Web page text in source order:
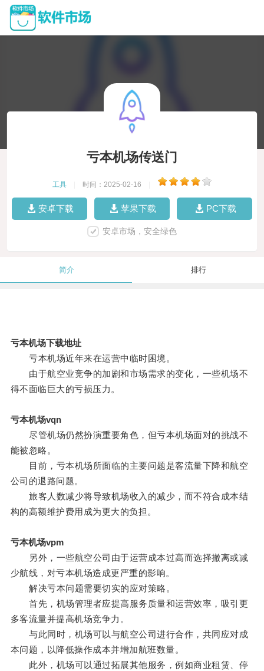
亏本机场传送门
工具 时间：2025-02-16
安卓下载 苹果下载 PC下载
安卓市场，安全绿色
简介 排行
亏本机场下载地址
亏本机场近年来在运营中临时困境。
由于航空业竞争的加剧和市场需求的变化，一些机场不
得不面临巨大的亏损压力。
亏本机场vqn
尽管机场仍然扮演重要角色，但亏本机场面对的挑战不
能被忽略。
目前，亏本机场所面临的主要问题是客流量下降和航空
公司的退路问题。
旅客人数减少将导致机场收入的减少，而不符合成本结
构的高额维护费用成为更大的负担。
亏本机场vpm
另外，一些航空公司由于运营成本过高而选择撤离或减
少航线，对亏本机场造成更严重的影响。
解决亏本问题需要切实的应对策略。
首先，机场管理者应提高服务质量和运营效率，吸引更
多客流量并提高机场竞争力。
与此同时，机场可以与航空公司进行合作，共同应对成
本问题，以降低操作成本并增加航班数量。
此外，机场可以通过拓展其他服务，例如商业租赁、停